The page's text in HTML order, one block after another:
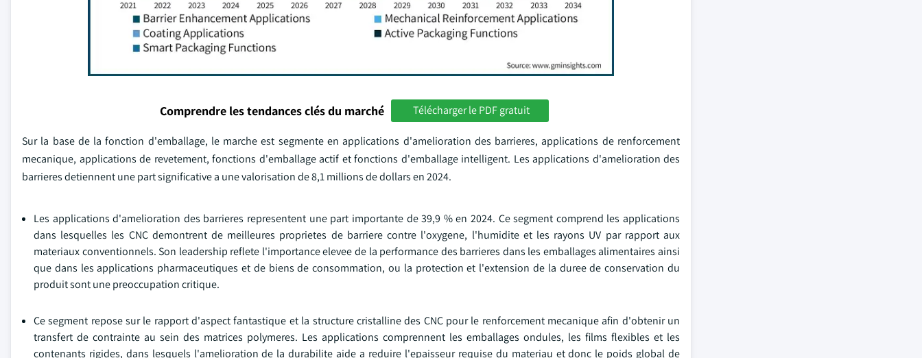
Comprendre les tendances clés du marché Télécharger le PDF gratuit
Sur la base de la fonction d'emballage, le marche est segmente en applications d'amelioration des barrieres, applications de renforcement
mecanique, applications de revetement, fonctions d'emballage actif et fonctions d'emballage intelligent. Les applications d'amelioration des
barrieres detiennent une part significative a une valorisation de 8,1 millions de dollars en 2024.
Les applications d'amelioration des barrieres representent une part importante de 39,9 % en 2024. Ce segment comprend les applications
dans lesquelles les CNC demontrent de meilleures proprietes de barriere contre l'oxygene, l'humidite et les rayons UV par rapport aux
materiaux conventionnels. Son leadership reflete l'importance elevee de la performance des barrieres dans les emballages alimentaires ainsi
que dans les applications pharmaceutiques et de biens de consommation, ou la protection et l'extension de la duree de conservation du
produit sont une preoccupation critique.
Ce segment repose sur le rapport d'aspect fantastique et la structure cristalline des CNC pour le renforcement mecanique afin d'obtenir un
transfert de contrainte au sein des matrices polymeres. Les applications comprennent les emballages ondules, les films flexibles et les
contenants rigides, dans lesquels l'amelioration de la durabilite aide a reduire l'epaisseur requise du materiau et donc le poids global de